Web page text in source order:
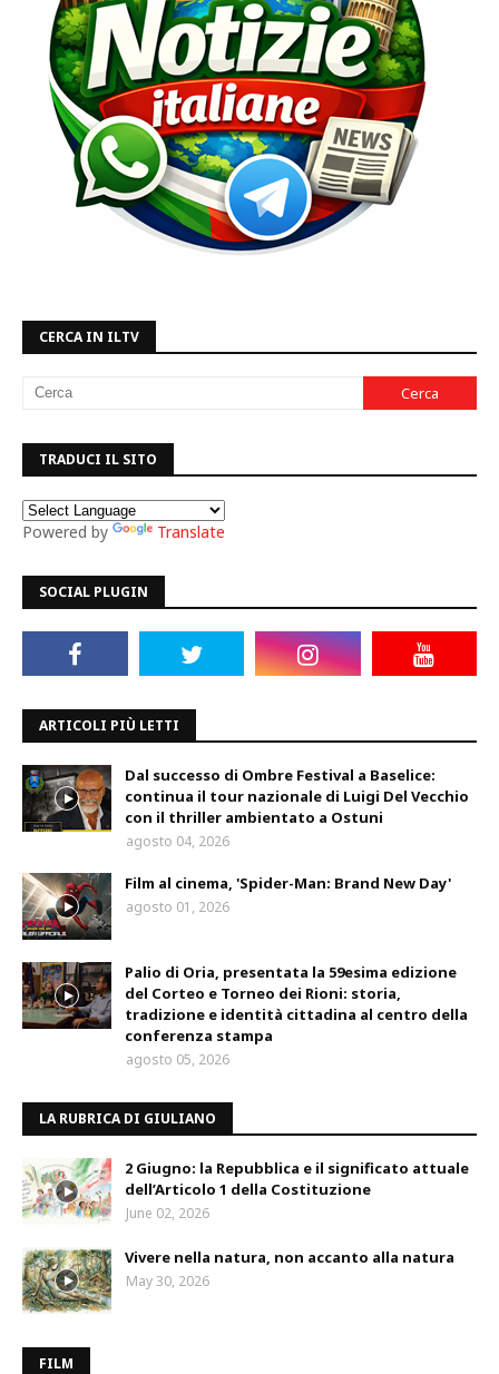
CERCA IN ILTV
TRADUCI IL SITO
Powered by Translate
SOCIAL PLUGIN
ARTICOLI PIÙ LETTI
Dal successo di Ombre Festival a Baselice:
continua il tour nazionale di Luigi Del Vecchio
con il thriller ambientato a Ostuni
agosto 04, 2026
Film al cinema, 'Spider-Man: Brand New Day'
agosto 01, 2026
Palio di Oria, presentata la 59esima edizione
del Corteo e Torneo dei Rioni: storia,
tradizione e identità cittadina al centro della
conferenza stampa
agosto 05, 2026
LA RUBRICA DI GIULIANO
2 Giugno: la Repubblica e il significato attuale
dell’Articolo 1 della Costituzione
June 02, 2026
Vivere nella natura, non accanto alla natura
May 30, 2026
FILM